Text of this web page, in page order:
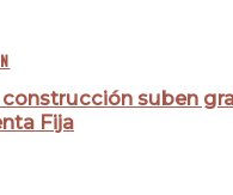
suben
Fija